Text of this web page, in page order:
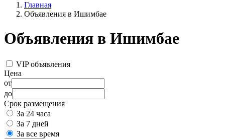
Главная
Объявления в Ишимбае
Объявления в Ишимбае
VIP объявления
Цена
от
до
Срок размещения
За 24 часа
За 7 дней
За все время